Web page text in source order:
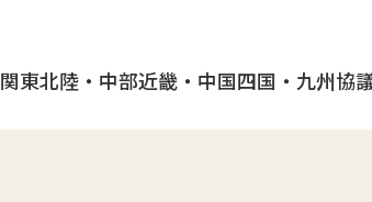
関東北陸・中部近畿・中国四国・九州協